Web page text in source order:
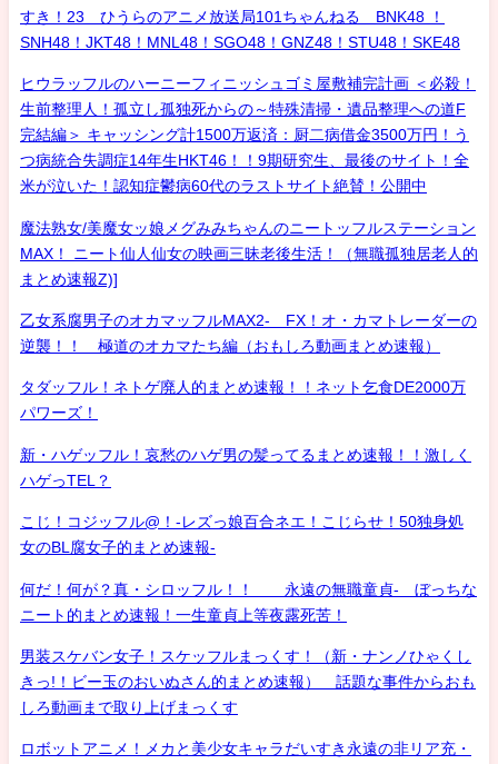
すき！23 ひうらのアニメ放送局101ちゃんねる BNK48 ！
SNH48！JKT48！MNL48！SGO48！GNZ48！STU48！SKE48
ヒウラッフルのハーニーフィニッシュゴミ屋敷補完計画 ＜必殺！
生前整理人！孤立し孤独死からの～特殊清掃・遺品整理への道F
完結編＞ キャッシング計1500万返済：厨二病借金3500万円！う
つ病統合失調症14年生HKT46！！9期研究生、最後のサイト！全
米が泣いた！認知症鬱病60代のラストサイト絶賛！公開中
魔法熟女/美魔女ッ娘メグみみちゃんのニートッフルステーション
MAX！ ニート仙人仙女の映画三昧老後生活！（無職孤独居老人的
まとめ速報Z)]
乙女系腐男子のオカマッフルMAX2- FX！オ・カマトレーダーの
逆襲！！ 極道のオカマたち編（おもしろ動画まとめ速報）
タダッフル！ネトゲ廃人的まとめ速報！！ネット乞食DE2000万
パワーズ！
新・ハゲッフル！哀愁のハゲ男の髪ってるまとめ速報！！激しく
ハゲっTEL？
こじ！コジッフル@！-レズっ娘百合ネエ！こじらせ！50独身処
女のBL腐女子的まとめ速報-
何だ！何が？真・シロッフル！！ 永遠の無職童貞- ぼっちな
ニート的まとめ速報！一生童貞上等夜露死苦！
男装スケバン女子！スケッフルまっくす！（新・ナンノひゃくし
きっ!！ビー玉のおいぬさん的まとめ速報） 話題な事件からおも
しろ動画まで取り上げまっくす
ロボットアニメ！メカと美少女キャラだいすき永遠の非リア充・